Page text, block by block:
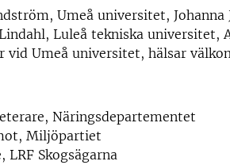
Umeå universitet, Johanna
Luleå tekniska universitet,
vid Umeå universitet, hälsar
Näringsdepartementet
Miljöpartiet
Skogsägarna